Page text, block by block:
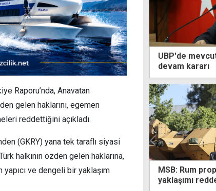
Raporu’nda, Anavatan
gelen haklarını, egemen
reddettiğini açıkladı.
(GKRY) yana tek taraflı siyasi
halkının özden gelen haklarına,
ve dengeli bir yaklaşım
UBP'de
devam kararı
propagandasına dayalı tek taraflı
"Hedefimiz
kamu yönetimi